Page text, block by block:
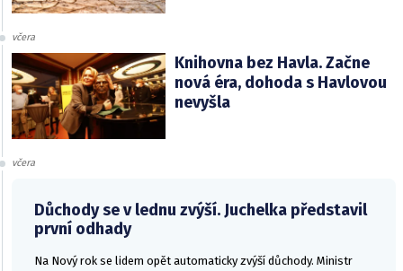
včera
Knihovna bez Havla. Začne
nová éra, dohoda s Havlovou
nevyšla
včera
Důchody se v lednu zvýší. Juchelka představil
první odhady
Na Nový rok se lidem opět automaticky zvýší důchody. Ministr